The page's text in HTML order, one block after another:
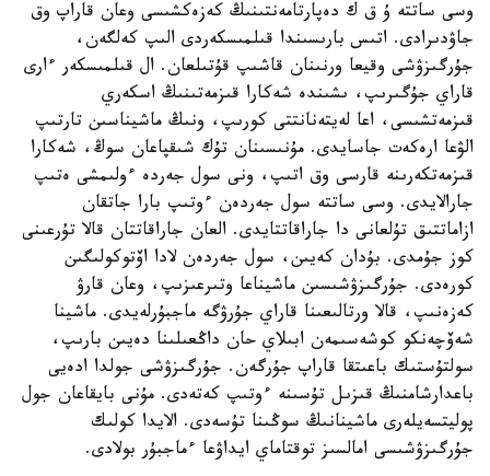
وسى ساتتە ۇ ق ك دەپارتامەنتىنىڭ كەزەكشىسى وعان قاراپ وق
جاۋدىرادى. اتىس بارىسىندا قىلمىسكەردى الىپ كەلگەن،
جۇرگىزۋشى وقيعا ورنىنان قاشىپ قۇتىلعان. ال قىلمىسكەر ءارى
قاراي جۇگىرىپ، ىشىندە شەكارا قىزمەتىنىڭ اسكەري
قىزمەتشىسى، اعا لەيتەنانتتى كورىپ، ونىڭ ماشيناسىن تارتىپ
الۋعا ارەكەت جاسايدى. مۇنىسىنان تۇك شىقپاعان سوڭ، شەكارا
قىزمەتكەرىنە قارسى وق اتىپ، ونى سول جەردە ءولىمشى ەتىپ
جارالايدى. وسى ساتتە سول جەردەن ءوتىپ بارا جاتقان
ازاماتتىق تۇلعانى دا جاراقاتتايدى. العان جاراقاتتان قالا تۇرعىنى
كوز جۇمدى. بۇدان كەيىن، سول جەردەن لادا اۆتوكولىگىن
كورەدى. جۇرگىزۋشىسىن ماشيناعا وتىرعىزىپ، وعان قارۋ
كەزەنىپ، قالا ورتالىعىنا قاراي جۇرۋگە ماجبۇرلەيدى. ماشينا
شەۆچەنكو كوشەسىمەن ابىلاي حان داڭعىلىنا دەيىن بارىپ،
سولتۇستىك باعىتقا قاراپ جۇرگەن. جۇرگىزۋشى جولدا ادەيى
باعدارشامنىڭ قىزىل تۇسىنە ءوتىپ كەتەدى. مۇنى بايقاعان جول
پوليتسەيلەرى ماشينانىڭ سوڭىنا تۇسەدى. الايدا كولىك
جۇرگىزۋشىسى امالسىز توقتاماي ايداۋعا ءماجبۇر بولادى.